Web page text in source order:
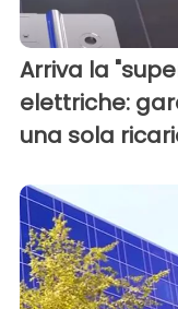
Arriva la
elettriche:
una sola